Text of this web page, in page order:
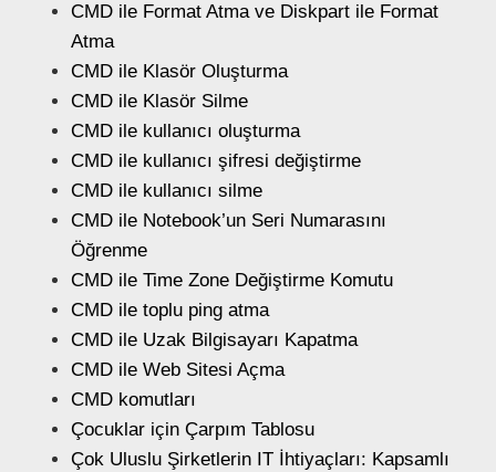
CMD ile Format Atma ve Diskpart ile Format
Atma
CMD ile Klasör Oluşturma
CMD ile Klasör Silme
CMD ile kullanıcı oluşturma
CMD ile kullanıcı şifresi değiştirme
CMD ile kullanıcı silme
CMD ile Notebook’un Seri Numarasını
Öğrenme
CMD ile Time Zone Değiştirme Komutu
CMD ile toplu ping atma
CMD ile Uzak Bilgisayarı Kapatma
CMD ile Web Sitesi Açma
CMD komutları
Çocuklar için Çarpım Tablosu
Çok Uluslu Şirketlerin IT İhtiyaçları: Kapsamlı